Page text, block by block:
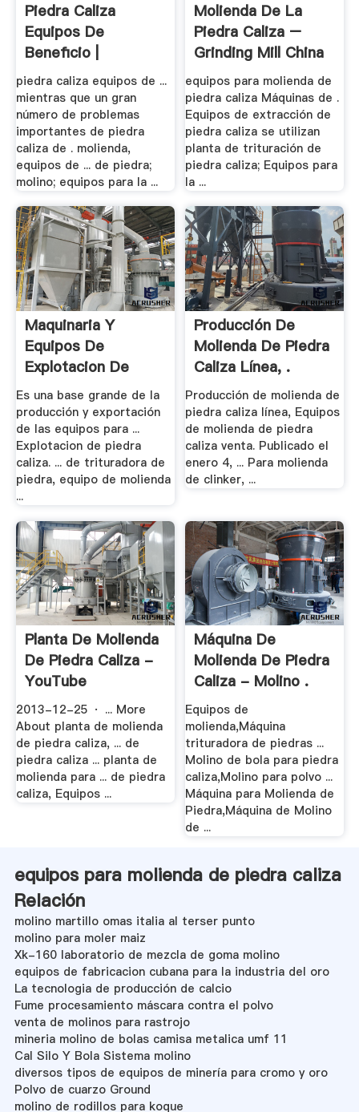
Piedra Caliza
Equipos De
Beneficio |
Trituradora .
piedra caliza equipos de ...
mientras que un gran
número de problemas
importantes de piedra
caliza de . molienda,
equipos de ... de piedra;
molino; equipos para la ...
Molienda De La
Piedra Caliza –
Grinding Mill China
equipos para molienda de
piedra caliza Máquinas de .
Equipos de extracción de
piedra caliza se utilizan
planta de trituración de
piedra caliza; Equipos para
la ...
Maquinaria Y
Equipos De
Explotacion De
Mina .
Es una base grande de la
producción y exportación
de las equipos para ...
Explotacion de piedra
caliza. ... de trituradora de
piedra, equipo de molienda
...
Producción De
Molienda De Piedra
Caliza Línea, .
Producción de molienda de
piedra caliza línea, Equipos
de molienda de piedra
caliza venta. Publicado el
enero 4, ... Para molienda
de clinker, ...
Planta De Molienda
De Piedra Caliza -
YouTube
2013-12-25 · ... More
About planta de molienda
de piedra caliza, ... de
piedra caliza ... planta de
molienda para ... de piedra
caliza, Equipos ...
Máquina De
Molienda De Piedra
Caliza - Molino .
Equipos de
molienda,Máquina
trituradora de piedras ...
Molino de bola para piedra
caliza,Molino para polvo ...
Máquina para Molienda de
Piedra,Máquina de Molino
de ...
equipos para molienda de piedra caliza
Relación
molino martillo omas italia al terser punto
molino para moler maiz
Xk-160 laboratorio de mezcla de goma molino
equipos de fabricacion cubana para la industria del oro
La tecnologia de producción de calcio
Fume procesamiento máscara contra el polvo
venta de molinos para rastrojo
mineria molino de bolas camisa metalica umf 11
Cal Silo Y Bola Sistema molino
diversos tipos de equipos de minería para cromo y oro
Polvo de cuarzo Ground
molino de rodillos para koque